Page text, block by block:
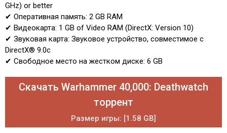
GHz) or better
✔ Оперативная память: 2 GB RAM
✔ Видеокарта: 1 GB of Video RAM (DirectX: Version 10)
✔ Звуковая карта: Звуковое устройство, совместимое с
DirectX® 9.0с
✔ Свободное место на жестком диске: 6 GB
Скачать Warhammer 40,000: Deathwatch
торрент
Размер игры: [1.58 GB]